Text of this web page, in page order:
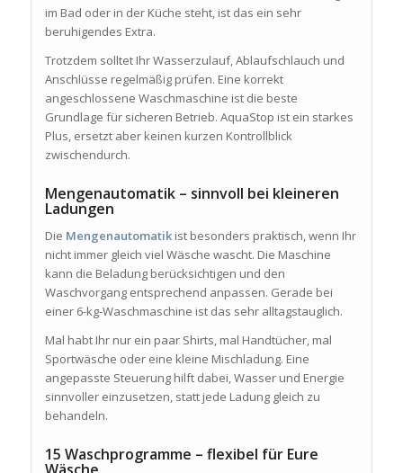
im Bad oder in der Küche steht, ist das ein sehr
beruhigendes Extra.
Trotzdem solltet Ihr Wasserzulauf, Ablaufschlauch und
Anschlüsse regelmäßig prüfen. Eine korrekt
angeschlossene Waschmaschine ist die beste
Grundlage für sicheren Betrieb. AquaStop ist ein starkes
Plus, ersetzt aber keinen kurzen Kontrollblick
zwischendurch.
Mengenautomatik – sinnvoll bei kleineren
Ladungen
Die Mengenautomatikist besonders praktisch, wenn Ihr
nicht immer gleich viel Wäsche wascht. Die Maschine
kann die Beladung berücksichtigen und den
Waschvorgang entsprechend anpassen. Gerade bei
einer 6-kg-Waschmaschine ist das sehr alltagstauglich.
Mal habt Ihr nur ein paar Shirts, mal Handtücher, mal
Sportwäsche oder eine kleine Mischladung. Eine
angepasste Steuerung hilft dabei, Wasser und Energie
sinnvoller einzusetzen, statt jede Ladung gleich zu
behandeln.
15 Waschprogramme – flexibel für Eure